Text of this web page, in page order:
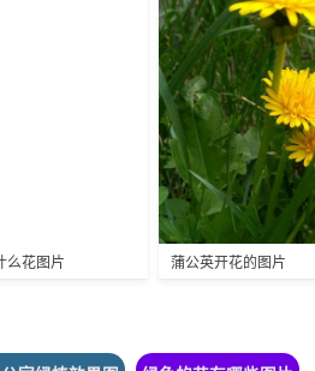
么花图片 蒲公英开花的图片